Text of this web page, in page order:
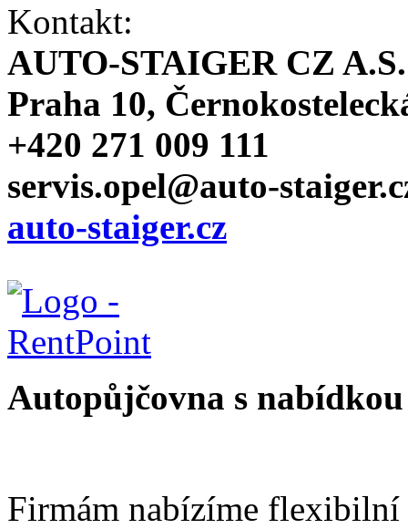
Kontakt:
AUTO-STAIGER CZ A.S.
Praha 10,
+420 271 009 111
servis.opel@auto-
auto-staiger.cz
Autopůjčovna s
Firmám nabízíme flexibilní